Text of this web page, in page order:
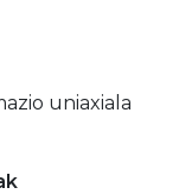
uniaxiala